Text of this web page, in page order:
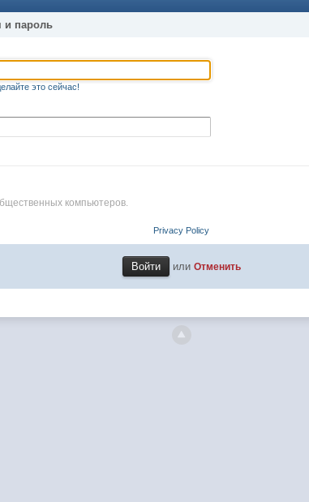
и пароль
это сейчас!
компьютеров.
Privacy Policy
или Отменить